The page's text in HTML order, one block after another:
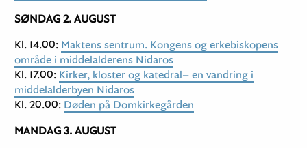
SØNDAG 2. AUGUST
Kl. 14.00: Maktens sentrum. Kongens og erkebiskopens
område i middelalderens Nidaros
Kl. 17.00: Kirker, kloster og katedral– en vandring i
middelalderbyen Nidaros
Kl. 20.00: Døden på Domkirkegården
MANDAG 3. AUGUST